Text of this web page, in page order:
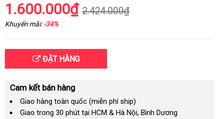
1.600.000₫ 2.424.000₫
Khuyến mãi:-34%
ĐẶT HÀNG
Cam kết bán hàng
Giao hàng toàn quốc (miễn phí ship)
Giao trong 30 phút tại HCM & Hà Nội, Bình Dương